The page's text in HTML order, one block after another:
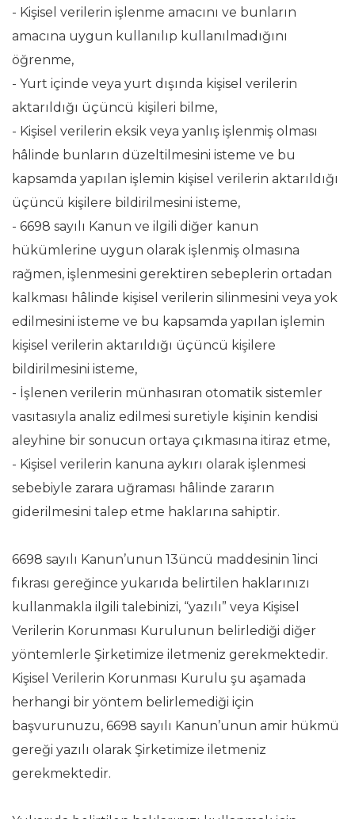
- Kişisel verilerin işlenme amacını ve bunların
amacına uygun kullanılıp kullanılmadığını
öğrenme,
- Yurt içinde veya yurt dışında kişisel verilerin
aktarıldığı üçüncü kişileri bilme,
- Kişisel verilerin eksik veya yanlış işlenmiş olması
hâlinde bunların düzeltilmesini isteme ve bu
kapsamda yapılan işlemin kişisel verilerin aktarıldığı
üçüncü kişilere bildirilmesini isteme,
- 6698 sayılı Kanun ve ilgili diğer kanun
hükümlerine uygun olarak işlenmiş olmasına
rağmen, işlenmesini gerektiren sebeplerin ortadan
kalkması hâlinde kişisel verilerin silinmesini veya yok
edilmesini isteme ve bu kapsamda yapılan işlemin
kişisel verilerin aktarıldığı üçüncü kişilere
bildirilmesini isteme,
- İşlenen verilerin münhasıran otomatik sistemler
vasıtasıyla analiz edilmesi suretiyle kişinin kendisi
aleyhine bir sonucun ortaya çıkmasına itiraz etme,
- Kişisel verilerin kanuna aykırı olarak işlenmesi
sebebiyle zarara uğraması hâlinde zararın
giderilmesini talep etme haklarına sahiptir.
6698 sayılı Kanun’unun 13üncü maddesinin 1inci
fıkrası gereğince yukarıda belirtilen haklarınızı
kullanmakla ilgili talebinizi, “yazılı” veya Kişisel
Verilerin Korunması Kurulunun belirlediği diğer
yöntemlerle Şirketimize iletmeniz gerekmektedir.
Kişisel Verilerin Korunması Kurulu şu aşamada
herhangi bir yöntem belirlemediği için
başvurunuzu, 6698 sayılı Kanun’unun amir hükmü
gereği yazılı olarak Şirketimize iletmeniz
gerekmektedir.